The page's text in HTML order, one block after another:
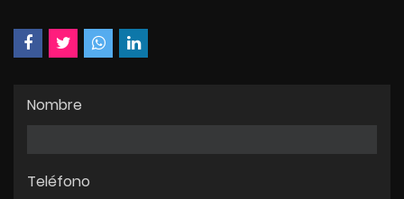
Nombre
Teléfono